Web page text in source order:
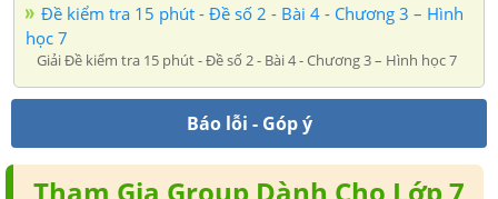
Đề kiểm tra 15 phút - Đề số 2 - Bài 4 - Chương 3 – Hình
học 7
Giải Đề kiểm tra 15 phút - Đề số 2 - Bài 4 - Chương 3 – Hình học 7
Báo lỗi - Góp ý
Tham Gia Group Dành Cho Lớp 7